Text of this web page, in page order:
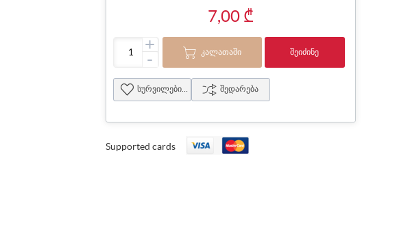
7,00 ₾
+
- ᲙᲐᲚᲐᲗᲐᲨᲘ ᲨᲔᲘᲫᲘᲜᲔ
სურვილების სია შედარება
Supported cards